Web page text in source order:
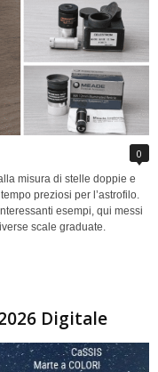
0
misura di stelle doppie e
preziosi per l’astrofilo.
esempi, qui messi
scale graduate.
Digitale